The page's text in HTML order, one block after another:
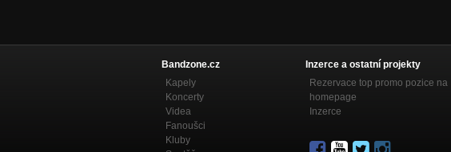
Bandzone.cz
Kapely
Koncerty
Videa
Fanoušci
Kluby
Inzerce a ostatní projekty
Rezervace top promo pozice na
homepage
Inzerce